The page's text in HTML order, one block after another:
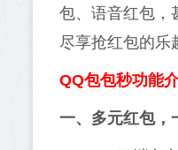
包、语音红包，
尽享抢红包的乐
QQ包包秒功能
一、多元红包，